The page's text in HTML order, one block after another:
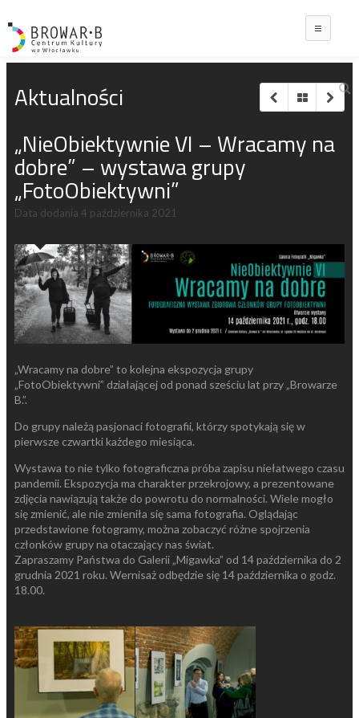
Aktualności
„NieObiektywnie VI – Wracamy na
dobre” – wystawa grupy
„FotoObiektywni”
Data dodania 4 października 2021
„Wracamy na dobre” to kolejna ekspozycja grupy
„FotoObiektywni” działającej od ponad sześciu lat przy „Browarze
B.”.
Do grupy należą pasjonaci fotografii, którzy spotykają się w
pierwsze czwartki każdego miesiąca.
Wystawa to nie tylko fotograficzna próba zapisu niełatwego czasu
pandemii. Ekspozycja ma charakter przekrojowy, a prezentowane
zdjęcia nawiązują także do powrotu do normalności. Wiele mogło
się zmienić, ale nie zmieniła się sama fotografia. Oglądając
przedstawione fotogramy, można zobaczyć różne spojrzenia
członków grupy na otaczający nas świat.
Zapraszamy Państwa do Galerii „Migawka” od 14 października do 2
grudnia 2021 roku. Wernisaż odbędzie się 14 października o godz.
18.00.